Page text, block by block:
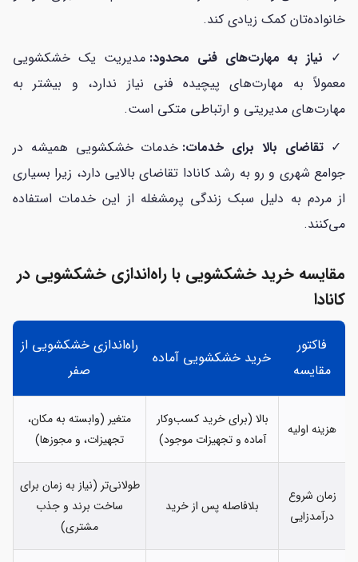
خانواده‌تان کمک زیادی کند.
✓ نیاز به مهارت‌های فنی محدود: مدیریت یک خشکشویی
معمولاً به مهارت‌های پیچیده فنی نیاز ندارد، و بیشتر به
مهارت‌های مدیریتی و ارتباطی متکی است.
✓تقاضای بالا برای خدمات: خدمات خشکشویی همیشه در
جوامع شهری و رو به رشد کانادا تقاضای بالایی دارد، زیرا بسیاری
از مردم به دلیل سبک زندگی پرمشغله از این خدمات استفاده
می‌کنند.
مقایسه خرید خشکشویی با راه‌اندازی خشکشویی در
کانادا
فاکتور
مقایسه
خرید خشکشویی آماده
راه‌اندازی خشکشویی از
صفر
هزینه اولیه
بالا (برای خرید کسب‌وکار
آماده و تجهیزات موجود)
متغیر (وابسته به مکان،
تجهیزات، و مجوزها)
زمان شروع
درآمدزایی
بلافاصله پس از خرید
طولانی‌تر (نیاز به زمان برای
ساخت برند و جذب
مشتری)